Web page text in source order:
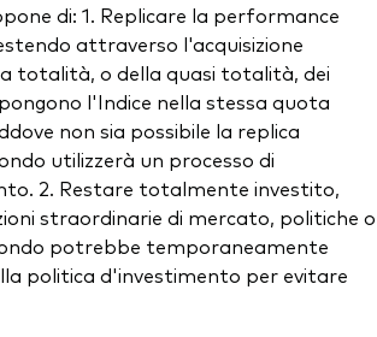
di: 1. Replicare la performance
attraverso l'acquisizione
totalità, o della quasi totalità, dei
l'Indice nella stessa quota
non sia possibile la replica
utilizzerà un processo di
2. Restare totalmente investito,
straordinarie di mercato, politiche o
potrebbe temporaneamente
politica d'investimento per evitare